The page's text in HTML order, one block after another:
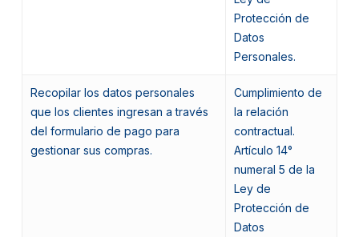
Protección de
Datos
Personales.
Recopilar los datos personales
que los clientes ingresan a través
del formulario de pago para
gestionar sus compras.
Cumplimiento de
la relación
contractual.
Artículo 14°
numeral 5 de la
Ley de
Protección de
Datos